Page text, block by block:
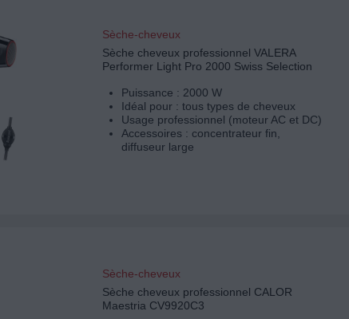
Sèche-cheveux
Sèche cheveux professionnel VALERA
Performer Light Pro 2000 Swiss Selection
Puissance : 2000 W
Idéal pour : tous types de cheveux
Usage professionnel (moteur AC et DC)
Accessoires : concentrateur fin,
diffuseur large
Sèche-cheveux
Sèche cheveux professionnel CALOR
Maestria CV9920C3